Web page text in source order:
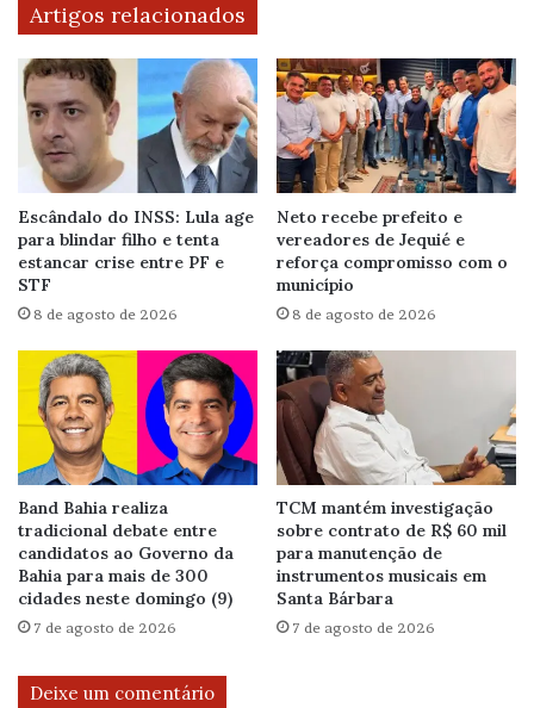
Artigos relacionados
Escândalo do INSS: Lula age
para blindar filho e tenta
estancar crise entre PF e
STF
8 de agosto de 2026
Neto recebe prefeito e
vereadores de Jequié e
reforça compromisso com o
município
8 de agosto de 2026
Band Bahia realiza
tradicional debate entre
candidatos ao Governo da
Bahia para mais de 300
cidades neste domingo (9)
7 de agosto de 2026
TCM mantém investigação
sobre contrato de R$ 60 mil
para manutenção de
instrumentos musicais em
Santa Bárbara
7 de agosto de 2026
Deixe um comentário